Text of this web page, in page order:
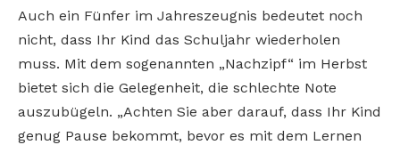
Auch ein Fünfer im Jahreszeugnis bedeutet noch
nicht, dass Ihr Kind das Schuljahr wiederholen
muss. Mit dem sogenannten „Nachzipf“ im Herbst
bietet sich die Gelegenheit, die schlechte Note
auszubügeln. „Achten Sie aber darauf, dass Ihr Kind
genug Pause bekommt, bevor es mit dem Lernen